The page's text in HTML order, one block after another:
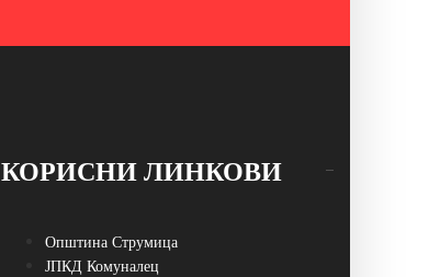
КОРИСНИ ЛИНКОВИ
Општина Струмица
ЈПКД Комуналец